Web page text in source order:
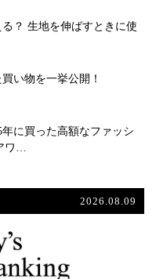
？ 生地を伸ばすときに使
い物を一挙公開！
に買った高額なファッシ
ワ…
2026.08.09